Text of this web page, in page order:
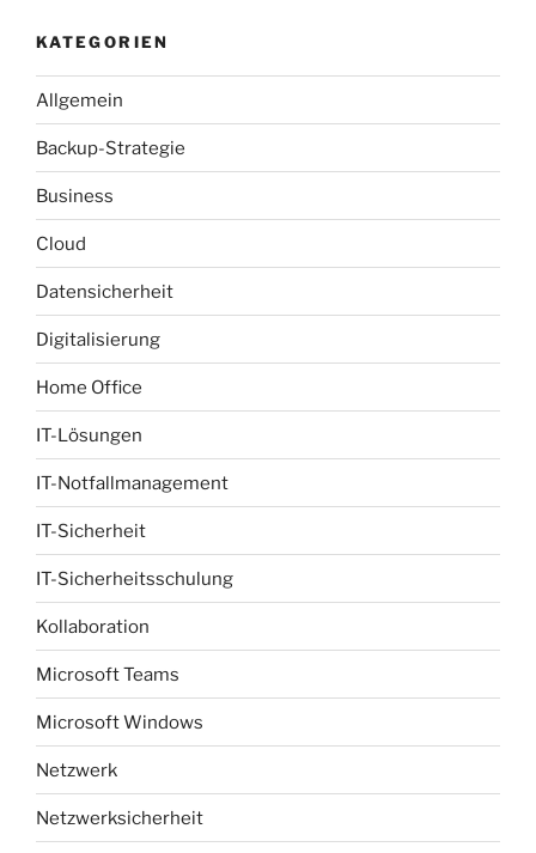
KATEGORIEN
Allgemein
Backup-Strategie
Business
Cloud
Datensicherheit
Digitalisierung
Home Office
IT-Lösungen
IT-Notfallmanagement
IT-Sicherheit
IT-Sicherheitsschulung
Kollaboration
Microsoft Teams
Microsoft Windows
Netzwerk
Netzwerksicherheit